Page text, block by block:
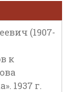
(1907-
к
1937 г.